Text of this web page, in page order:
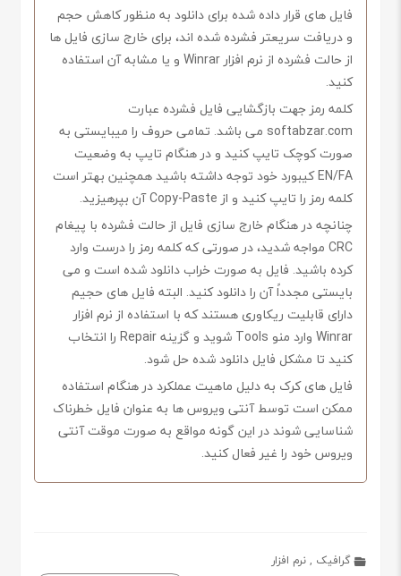
فایل های قرار داده شده برای دانلود به منظور کاهش حجم
و دریافت سریعتر فشرده شده اند، برای خارج سازی فایل ها
از حالت فشرده از نرم افزار Winrar و یا مشابه آن استفاده
کنید.
کلمه رمز جهت بازگشایی فایل فشرده عبارت
softabzar.com می باشد. تمامی حروف را میبایستی به
صورت کوچک تایپ کنید و در هنگام تایپ به وضعیت
EN/FA کیبورد خود توجه داشته باشید همچنین بهتر است
کلمه رمز را تایپ کنید و از Copy-Paste آن بپرهیزید.
چنانچه در هنگام خارج سازی فایل از حالت فشرده با پیغام
CRC مواجه شدید، در صورتی که کلمه رمز را درست وارد
کرده باشید. فایل به صورت خراب دانلود شده است و می
بایستی مجدداً آن را دانلود کنید. البته فایل های حجیم
دارای قابلیت ریکاوری هستند که با استفاده از نرم افزار
Winrar وارد منو Tools شوید و گزینه Repair را انتخاب
کنید تا مشکل فایل دانلود شده حل شود.
فایل های کرک به دلیل ماهیت عملکرد در هنگام استفاده
ممکن است توسط آنتی ویروس ها به عنوان فایل خطرناک
شناسایی شوند در این گونه مواقع به صورت موقت آنتی
ویروس خود را غیر فعال کنید.
گرافیک ,نرم افزار